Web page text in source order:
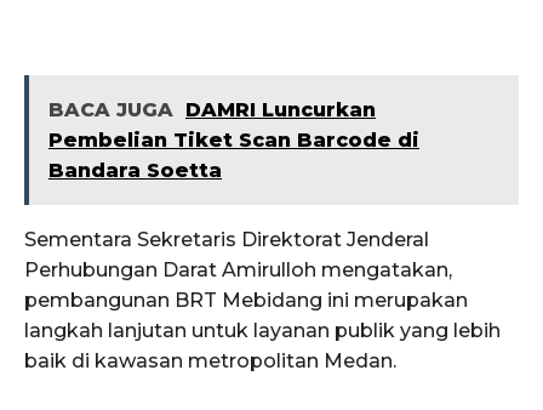
BACA JUGA DAMRI Luncurkan
Pembelian Tiket Scan Barcode di
Bandara Soetta
Sementara Sekretaris Direktorat Jenderal
Perhubungan Darat Amirulloh mengatakan,
pembangunan BRT Mebidang ini merupakan
langkah lanjutan untuk layanan publik yang lebih
baik di kawasan metropolitan Medan.